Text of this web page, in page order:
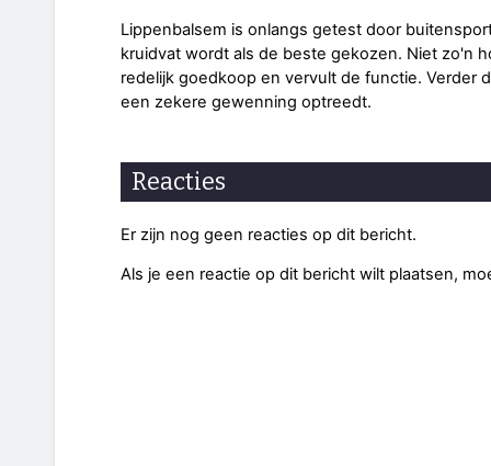
Lippenbalsem is onlangs getest door
kruidvat wordt als de beste gekozen. Niet zo'n
redelijk goedkoop en vervult de functie. Verder
een zekere gewenning optreedt.
Reacties
Er zijn nog geen reacties op dit bericht.
Als je een reactie op dit bericht wilt plaatsen,